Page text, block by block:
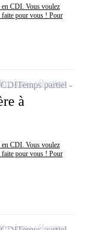
en CDI. Vous voulez
faite pour vous ! Pour
à
en CDI. Vous voulez
faite pour vous ! Pour
CDITemps partiel
à ma sélection
à ma sélection